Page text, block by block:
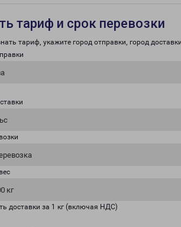
тариф и срок перевозки
тариф, укажите город отправки, город
кг
доставки за 1 кг (включая НДС)